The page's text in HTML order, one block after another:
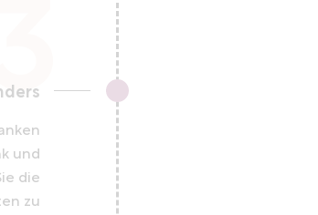
und
die
zu